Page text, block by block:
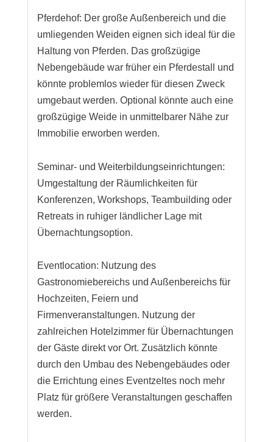
Pferdehof: Der große Außenbereich und die
umliegenden Weiden eignen sich ideal für die
Haltung von Pferden. Das großzügige
Nebengebäude war früher ein Pferdestall und
könnte problemlos wieder für diesen Zweck
umgebaut werden. Optional könnte auch eine
großzügige Weide in unmittelbarer Nähe zur
Immobilie erworben werden.
Seminar- und Weiterbildungseinrichtungen:
Umgestaltung der Räumlichkeiten für
Konferenzen, Workshops, Teambuilding oder
Retreats in ruhiger ländlicher Lage mit
Übernachtungsoption.
Eventlocation: Nutzung des
Gastronomiebereichs und Außenbereichs für
Hochzeiten, Feiern und
Firmenveranstaltungen. Nutzung der
zahlreichen Hotelzimmer für Übernachtungen
der Gäste direkt vor Ort. Zusätzlich könnte
durch den Umbau des Nebengebäudes oder
die Errichtung eines Eventzeltes noch mehr
Platz für größere Veranstaltungen geschaffen
werden.